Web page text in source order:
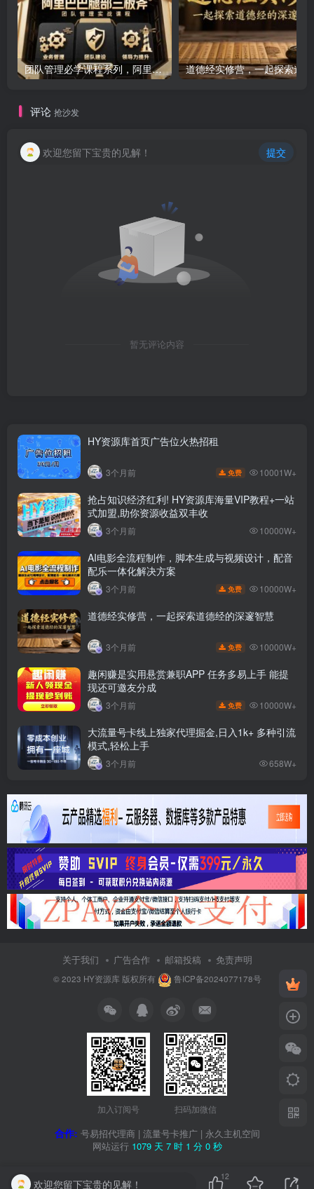
团队管理必学课程系列，阿里巴巴“腿部三板斧”
评论 抢沙发
欢迎您留下宝贵的见解！ 提交
暂无评论内容
HY资源库首页广告位火热招租
3个月前 免费 10001W+
抢占知识经济红利! HY资源库海量VIP教程+一站
式加盟,助你资源收益双丰收
3个月前 10000W+
AI电影全流程制作，脚本生成与视频设计，配音
配乐一体化解决方案
3个月前 免费 10000W+
道德经实修营，一起探索道德经的深邃智慧
3个月前 免费 10000W+
趣闲赚是实用悬赏兼职APP 任务多易上手 能提
现还可邀友分成
3个月前 免费 10000W+
大流量号卡线上独家代理掘金,日入1k+ 多种引流
模式,轻松上手
3个月前 658W+
关于我们 广告合作 邮箱投稿 免责声明
© 2023 HY资源库版权所有 鲁ICP备2024077178号
加入订阅号 扫码加微信
合作: 号易招代理商 | 流量号卡推广| 永久主机空间
网站运行 1079 天 7 时 1 分 2 秒
欢迎您留下宝贵的见解！
12